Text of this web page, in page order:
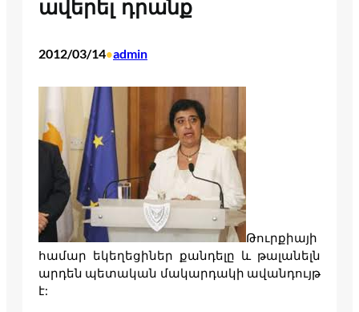
ավերել դրանք
2012/03/14•admin
Թուրքիայի
համար եկեղեցիներ քանդելը և թալանելն
արդեն պետական մակարդակի ավանդույթ
է: